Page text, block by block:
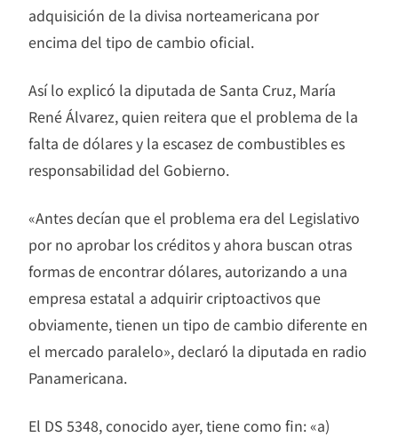
adquisición de la divisa norteamericana por
encima del tipo de cambio oficial.
Así lo explicó la diputada de Santa Cruz, María
René Álvarez, quien reitera que el problema de la
falta de dólares y la escasez de combustibles es
responsabilidad del Gobierno.
«Antes decían que el problema era del Legislativo
por no aprobar los créditos y ahora buscan otras
formas de encontrar dólares, autorizando a una
empresa estatal a adquirir criptoactivos que
obviamente, tienen un tipo de cambio diferente en
el mercado paralelo», declaró la diputada en radio
Panamericana.
El DS 5348, conocido ayer, tiene como fin: «a)